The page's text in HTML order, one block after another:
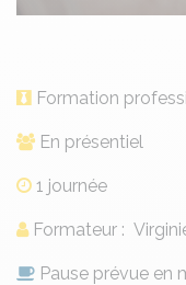
Formation
En présentiel
1 journée
Formateur :
Pause prévue en